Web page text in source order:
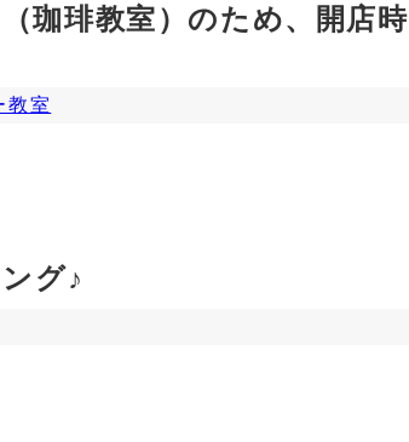
珈琲教室）のため、開店時
教室
グ♪